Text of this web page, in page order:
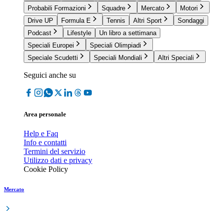
Probabili Formazioni
Squadre Mercato
Motori
Drive UP
Formula E Tennis Altri Sport
Sondaggi
Podcast
Lifestyle
Un libro a settimana
Speciali Europei
Speciali Olimpiadi
Speciale Scudetti
Speciali Mondiali Altri Speciali
Seguici anche su
Area personale
Help e Faq
Info e contatti
Termini del servizio
Utilizzo dati e privacy
Cookie Policy
Mercato